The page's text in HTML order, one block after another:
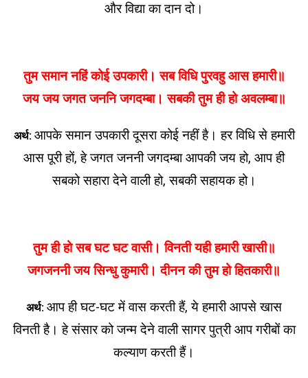
और विद्या का दान दो।
तुम समान नहिं कोई उपकारी। सब विधि पुरवहु आस हमारी॥
जय जय जगत जननि जगदम्बा। सबकी तुम ही हो अवलम्बा॥
अर्थ: आपके समान उपकारी दूसरा कोई नहीं है। हर विधि से हमारी
आस पूरी हों, हे जगत जननी जगदम्बा आपकी जय हो, आप ही
सबको सहारा देने वाली हो, सबकी सहायक हो।
तुम ही हो सब घट घट वासी। विनती यही हमारी खासी॥
जगजननी जय सिन्धु कुमारी। दीनन की तुम हो हितकारी॥
अर्थ: आप ही घट-घट में वास करती हैं, ये हमारी आपसे खास
विनती है। हे संसार को जन्म देने वाली सागर पुत्री आप गरीबों का
कल्याण करती हैं।